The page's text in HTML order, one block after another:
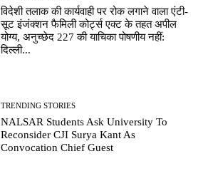
विदेशी तलाक की कार्यवाही पर रोक लगाने वाला एंटी-
सूट इंजंक्शन फैमिली कोर्ट्स एक्ट के तहत अपील
योग्य, अनुच्छेद 227 की याचिका पोषणीय नहीं:
दिल्ली...
TRENDING STORIES
NALSAR Students Ask University To
Reconsider CJI Surya Kant As
Convocation Chief Guest